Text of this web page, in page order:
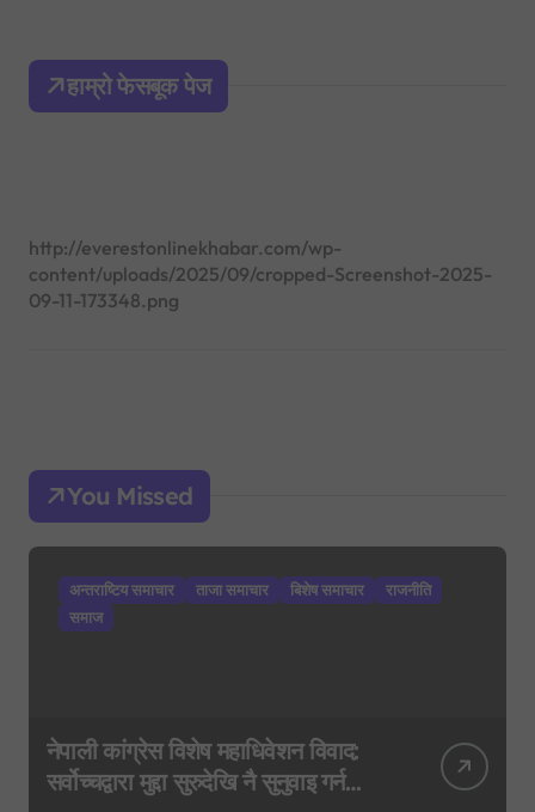
h
o
हाम्रो फेसबूक पेज
http://everestonlinekhabar.com/wp-
content/uploads/2025/09/cropped-Screenshot-2025-
09-11-173348.png
You Missed
अन्तराष्टिय समाचार ताजा समाचार बिशेष समाचार
राजनीति
समाज
नेपाली कांग्रेस विशेष महाधिवेशन विवाद:
सर्वोच्चद्वारा मुद्दा सुरुदेखि नै सुनुवाइ गर्न